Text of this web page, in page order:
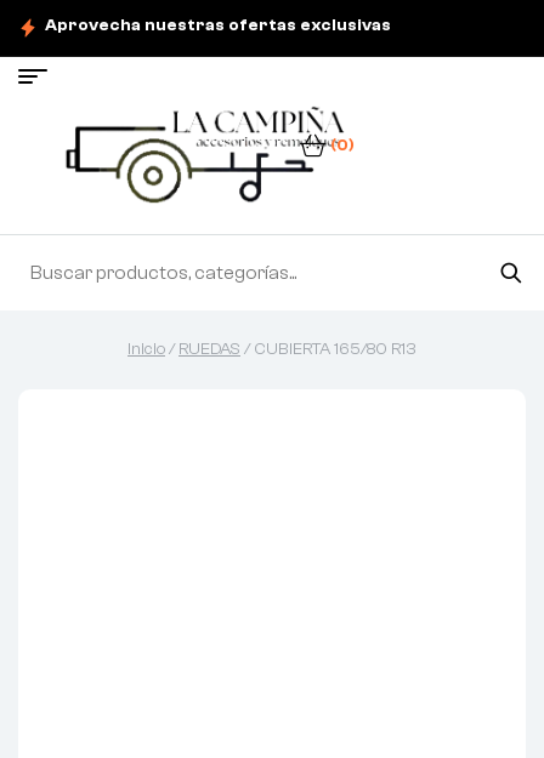
Aprovecha nuestras ofertas exclusivas
(0)
Inicio/RUEDAS / CUBIERTA 165/80 R13